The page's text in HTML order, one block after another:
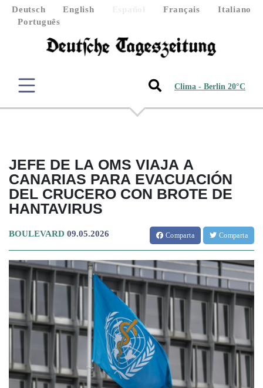
Deutsch English Français
Italiano
Português
Clima - Berlin 20°C
JEFE DE LA OMS VIAJA A
CANARIAS PARA EVACUACIÓN
DEL CRUCERO CON BROTE DE
HANTAVIRUS
BOULEVARD 09.05.2026 Comparta Comparta